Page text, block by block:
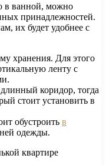
в ванной, можно
принадлежностей.
их будет удобнее с
хранения. Для этого
ленту с
коридор, тогда
стоит установить в
обустроить в
одежды.